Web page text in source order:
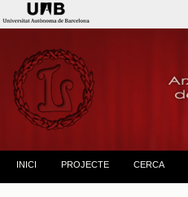
INICI PROJECTE CERCA